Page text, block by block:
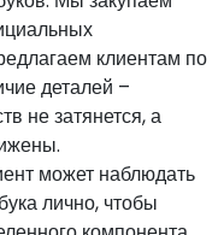
клиентам по
деталей –
не затянется, а
может наблюдать
лично, чтобы